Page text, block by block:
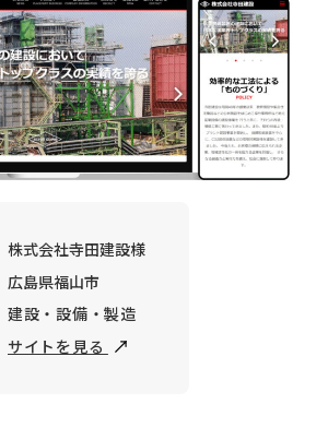
株式会社寺田建設様
広島県福山市
建設・設備・製造
サイトを見る